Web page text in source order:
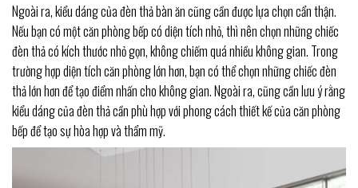
Ngoài ra, kiểu dáng của đèn thả bàn ăn cũng cần được lựa chọn cẩn thận.
Nếu bạn có một căn phòng bếp có diện tích nhỏ, thì nên chọn những chiếc
đèn thả có kích thước nhỏ gọn, không chiếm quá nhiều không gian. Trong
trường hợp diện tích căn phòng lớn hơn, bạn có thể chọn những chiếc đèn
thả lớn hơn để tạo điểm nhấn cho không gian. Ngoài ra, cũng cần lưu ý rằng
kiểu dáng của đèn thả cần phù hợp với phong cách thiết kế của căn phòng
bếp để tạo sự hòa hợp và thẩm mỹ.